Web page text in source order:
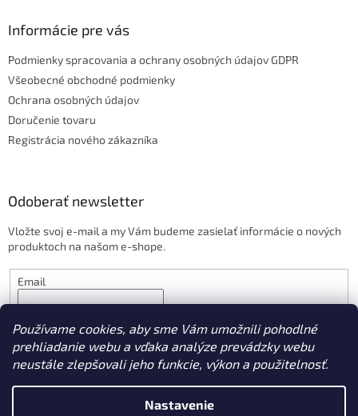
Používame cookies, aby sme Vám umožnili pohodlné
prehliadanie webu a vďaka analýze prevádzky webu
neustále zlepšovali jeho funkcie, výkon a použitelnosť.
Nastavenie
s
Informácie pre vás
Podmienky spracovania a ochrany osobných údajov GDPR
Všeobecné obchodné podmienky
Ochrana osobných údajov
Doručenie tovaru
Registrácia nového zákazníka
Odoberať newsletter
Vložte svoj e-mail a my Vám budeme zasielať informácie o nových
produktoch na našom e-shope.
Email
PRIHLÁSIŤ SA